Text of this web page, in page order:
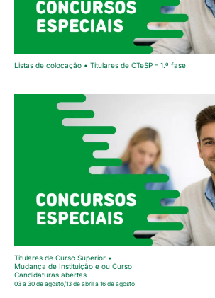
Listas de colocação • Titulares de CTeSP – 1.ª fase
Titulares de Curso Superior •
Mudança de Instituição e ou Curso
Candidaturas abertas
03 a 30 de agosto/13 de abril a 16 de agosto